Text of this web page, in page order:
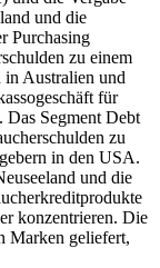
und die
Purchasing
zu einem
Australien und
für
Das Segment Debt
zu
in den USA.
und die
konzentrieren. Die
Marken geliefert,